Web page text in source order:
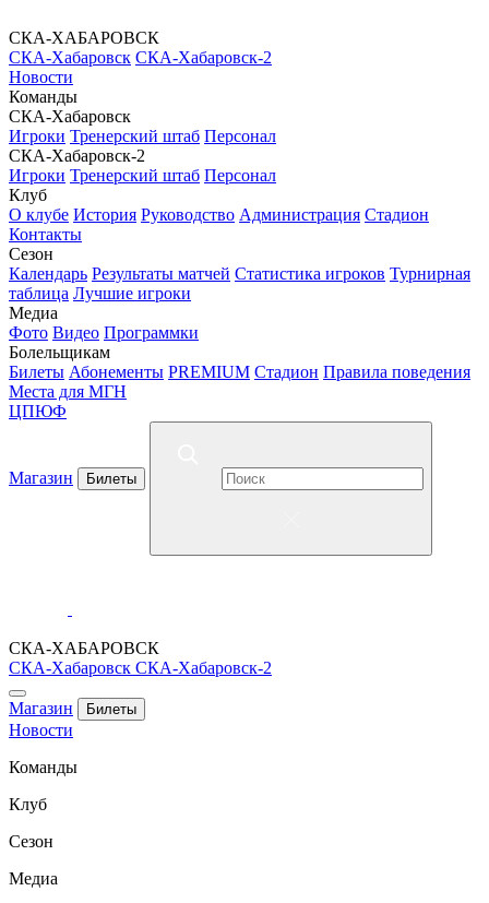
СКА-ХАБАРОВСК
СКА-Хабаровск СКА-Хабаровск-2
Новости
Команды
СКА-Хабаровск
Игроки Тренерский штаб Персонал
СКА-Хабаровск-2
Игроки Тренерский штаб Персонал
Клуб
О клубе История Руководство Администрация Стадион
Контакты
Сезон
Календарь Результаты матчей Статистика игроков Турнирная
таблица Лучшие игроки
Медиа
Фото Видео Программки
Болельщикам
Билеты Абонементы PREMIUM Стадион Правила поведения
Места для МГН
ЦПЮФ
Магазин Билеты
СКА-ХАБАРОВСК
СКА-Хабаровск СКА-Хабаровск-2
Магазин Билеты
Новости
Команды
Клуб
Сезон
Медиа